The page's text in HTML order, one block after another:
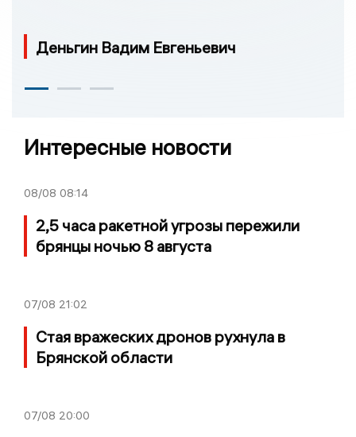
Деньгин Вадим Евгеньевич
Интересные новости
08/08 08:14
2,5 часа ракетной угрозы пережили
брянцы ночью 8 августа
07/08 21:02
Стая вражеских дронов рухнула в
Брянской области
07/08 20:00